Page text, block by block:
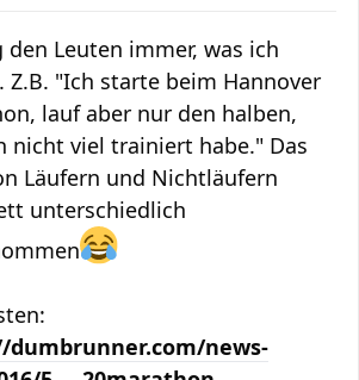
den Leuten immer, was ich
Z.B. "Ich starte beim Hannover
lauf aber nur den halben,
nicht viel trainiert habe." Das
Läufern und Nichtläufern
unterschiedlich
dumbrunner.com/news-